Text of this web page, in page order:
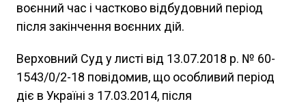
воєнний час і частково відбудовний період
після закінчення воєнних дій.
Верховний Суд у листі від 13.07.2018 р. № 60-
1543/0/2-18 повідомив, що особливий період
діє в Україні з 17.03.2014, після